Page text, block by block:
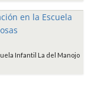
Infantil La del Manojo